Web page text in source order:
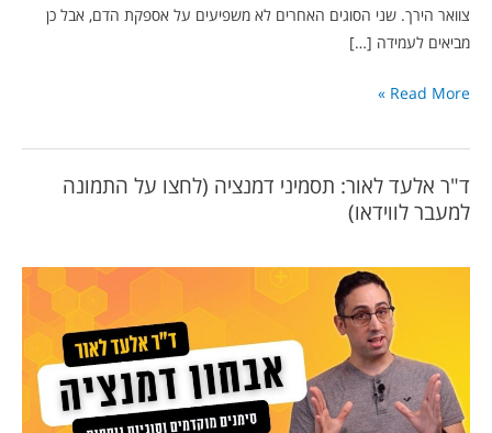
ד"ר אלעד לאור: תסמיני דמנציה (לחצו על התמונה
למעבר לווידאו)
צוואר הירך. שני הסוגים האחרים לא משפיעים על אספקת הדם, אבל כן
מביאים לעמידה […]
Read More »